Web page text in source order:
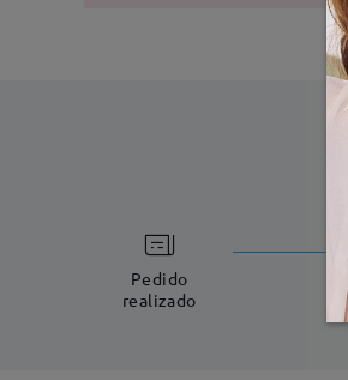
Pedido
realizado